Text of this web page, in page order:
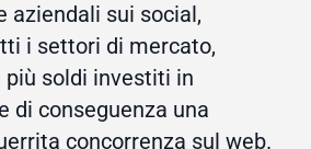
aziendali sui social,
i settori di mercato,
soldi investiti in
di conseguenza una
concorrenza sul web.